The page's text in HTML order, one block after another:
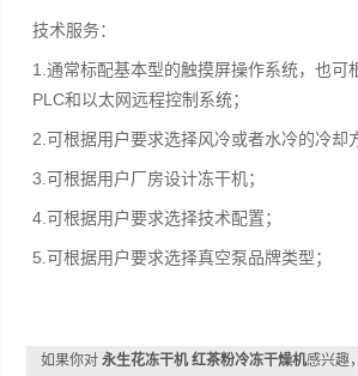
技术服务：
1.通常标配基本型的触摸屏操作系统，也可
PLC和以太网远程控制系统；
2.可根据用户要求选择风冷或者水冷的冷却
3.可根据用户厂房设计冻干机；
4.可根据用户要求选择技术配置；
5.可根据用户要求选择真空泵品牌类型；
如果你对永生花冻干机 红茶粉冷冻干燥机感兴趣